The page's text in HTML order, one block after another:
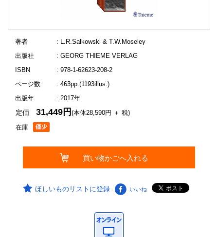
著者
: L.R.Salkowski & T.W.Moseley
出版社
: GEORG THIEME VERLAG
ISBN
: 978-1-62623-208-2
ページ数
: 463pp.(1193illus.)
出版年
: 2017年
在庫
定価31,449円(本体28,590円 ＋ 税)
ほしいものリストに登録 いいね